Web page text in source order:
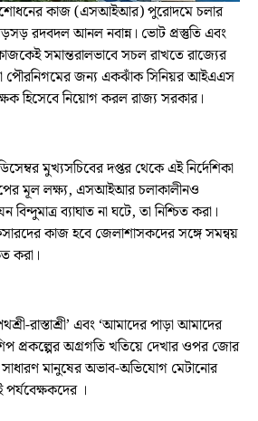
কাজ (এসআইআর) পুরোদমে চলার
রদবদল আনল নবান্ন। ভোট প্রস্তুতি এবং
সমান্তরালভাবে সচল রাখতে রাজ্যের
পৌরনিগমের জন্য একঝাঁক সিনিয়র আইএএস
হিসেবে নিয়োগ করল রাজ্য সরকার।
মুখ্যসচিবের দপ্তর থেকে এই নির্দেশিকা
মূল লক্ষ্য, এসআইআর চলাকালীনও
ব্যাঘাত না ঘটে, তা নিশ্চিত করা।
কাজ হবে জেলাশাসকদের সঙ্গে সমন্বয়
করা।
রাস্তাশ্রী’ এবং ‘আমাদের পাড়া আমাদের
প্রকল্পের অগ্রগতি খতিয়ে দেখার ওপর জোর
সাধারণ মানুষের অভাব-অভিযোগ মেটানোর
।